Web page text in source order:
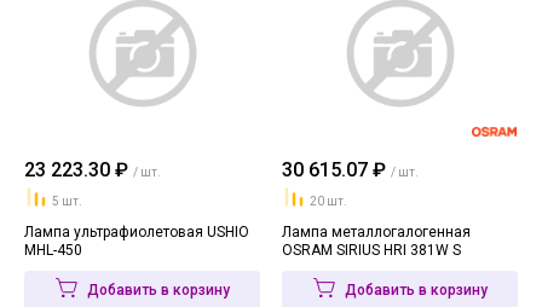
23 223.30 ₽ / шт.
5 шт.
Лампа ультрафиолетовая USHIO
MHL-450
Добавить в корзину
30 615.07 ₽ / шт.
20 шт.
Лампа металлогалогенная
OSRAM SIRIUS HRI 381W S
Добавить в корзину